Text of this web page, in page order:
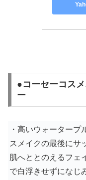
●コーセーコス
ー
・高いウォータープ
スメイクの最後にサ
肌へととのえるフェ
で白浮きせずになじ